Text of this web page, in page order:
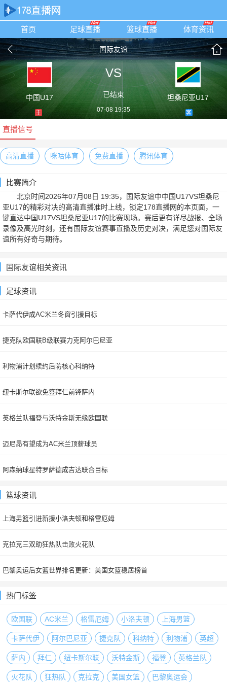
首页 足球直播 篮球直播 体育资讯
国际友谊
中国U17
主
VS
已结束
07-08 19:35
坦桑尼亚U17
客
直播信号
高清直播 咪咕体育 免费直播 腾讯体育
比赛简介
北京时间2026年07月08日 19:35，国际友谊中中国U17VS坦桑尼
亚U17的精彩对决的高清直播准时上线，锁定178直播网的本页面，一
键直达中国U17VS坦桑尼亚U17的比赛现场。赛后更有详尽战报、全场
录像及高光时刻，还有国际友谊赛事直播及历史对决，满足您对国际友
谊所有好奇与期待。
国际友谊相关资讯
足球资讯
卡萨代伊成AC米兰冬窗引援目标
捷克队欧国联B级联赛力克阿尔巴尼亚
利物浦计划续约后防核心科纳特
纽卡斯尔联欲免签拜仁前锋萨内
英格兰队福登与沃特金斯无缘欧国联
迈尼昂有望成为AC米兰顶薪球员
阿森纳球星特罗萨德成吉达联合目标
篮球资讯
上海男篮引进新援小洛夫顿和格雷厄姆
克拉克三双助狂热队击败火花队
巴黎奥运后女篮世界排名更新：美国女篮稳居榜首
热门标签
欧国联 AC米兰 格雷厄姆 小洛夫顿 上海男篮
卡萨代伊 阿尔巴尼亚 捷克队 科纳特 利物浦 英超
萨内 拜仁 纽卡斯尔联 沃特金斯 福登 英格兰队
火花队 狂热队 克拉克 美国女篮 巴黎奥运会